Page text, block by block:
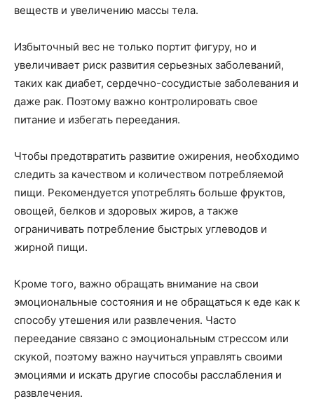
веществ и увеличению массы тела.
Избыточный вес не только портит фигуру, но и
увеличивает риск развития серьезных заболеваний,
таких как диабет, сердечно-сосудистые заболевания и
даже рак. Поэтому важно контролировать свое
питание и избегать переедания.
Чтобы предотвратить развитие ожирения, необходимо
следить за качеством и количеством потребляемой
пищи. Рекомендуется употреблять больше фруктов,
овощей, белков и здоровых жиров, а также
ограничивать потребление быстрых углеводов и
жирной пищи.
Кроме того, важно обращать внимание на свои
эмоциональные состояния и не обращаться к еде как к
способу утешения или развлечения. Часто
переедание связано с эмоциональным стрессом или
скукой, поэтому важно научиться управлять своими
эмоциями и искать другие способы расслабления и
развлечения.